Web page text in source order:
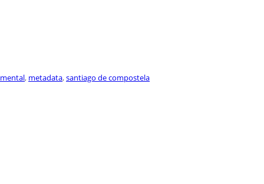
, metadata,santiago de compostela